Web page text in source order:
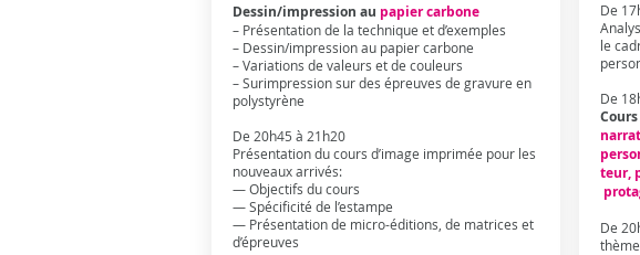
Dessin/impression au papier carbone
– Présentation de la technique et d’exemples
– Dessin/impression au papier carbone
– Variations de valeurs et de couleurs
– Surimpression sur des épreuves de gravure en
polystyrène
De 20h45 à 21h20
Présentation du cours d’image imprimée pour les
nouveaux arrivés:
— Objectifs du cours
— Spécificité de l’estampe
— Présentation de micro-éditions, de matrices et
d’épreuves
De
le
De
teur,
De
thème